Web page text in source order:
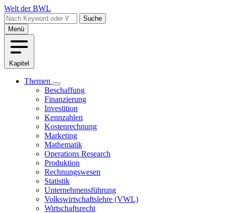
Direkt
zum
Inhalt
Welt der BWL
Suche
Menü
Kapitel
Haupt
Themen
Unternavigation
von
Themen
Beschaffung
Finanzierung
Investition
Kennzahlen
Kostenrechnung
Marketing
Mathematik
Operations Research
Produktion
Rechnungswesen
Statistik
Unternehmensführung
Volkswirtschaftslehre (VWL)
Wirtschaftsrecht